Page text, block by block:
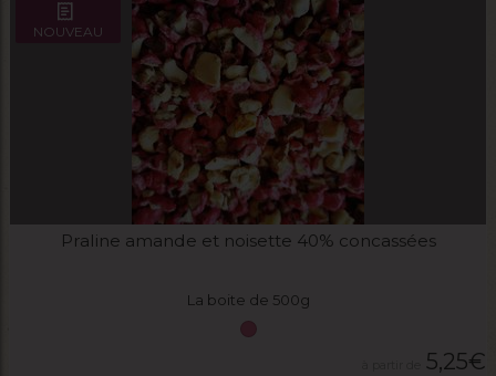
NOUVEAU
Praline amande et noisette 40% concassées
La boite de 500g
5,25€